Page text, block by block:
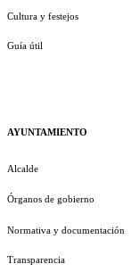
Cultura y festejos
Guía útil
AYUNTAMIENTO
Alcalde
Órganos de gobierno
Normativa y documentación
Transparencia